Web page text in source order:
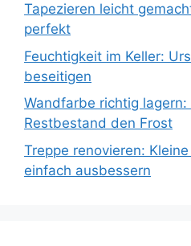
Tapezieren leicht
perfekt
Feuchtigkeit im Keller:
beseitigen
Wandfarbe richtig
Restbestand den Frost
Treppe renovieren:
einfach ausbessern